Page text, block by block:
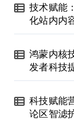
技术赋能
化站内内
鸿蒙内核
发者科技
科技赋能
论区智滤